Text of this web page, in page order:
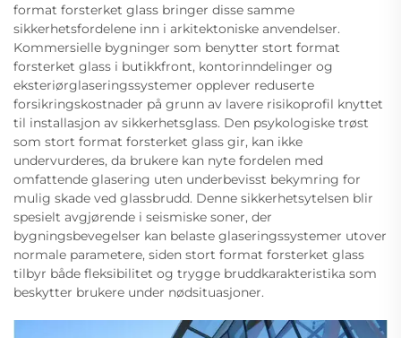
format forsterket glass bringer disse samme
sikkerhetsfordelene inn i arkitektoniske anvendelser.
Kommersielle bygninger som benytter stort format
forsterket glass i butikkfront, kontorinndelinger og
eksteriørglaseringssystemer opplever reduserte
forsikringskostnader på grunn av lavere risikoprofil knyttet
til installasjon av sikkerhetsglass. Den psykologiske trøst
som stort format forsterket glass gir, kan ikke
undervurderes, da brukere kan nyte fordelen med
omfattende glasering uten underbevisst bekymring for
mulig skade ved glassbrudd. Denne sikkerhetsytelsen blir
spesielt avgjørende i seismiske soner, der
bygningsbevegelser kan belaste glaseringssystemer utover
normale parametere, siden stort format forsterket glass
tilbyr både fleksibilitet og trygge bruddkarakteristika som
beskytter brukere under nødsituasjoner.